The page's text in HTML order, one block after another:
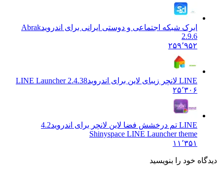
ابرک شبکه اجتماعی و دوستی ایرانی برای اندروید Abrak
۲۵۹٬۹۵۲
LINE Launcher 2.4.38
۲۵٬۳۰۶
4.2
Shinyspace LINE Launcher theme
۱۱٬۳۵۱
خود را بنویسید